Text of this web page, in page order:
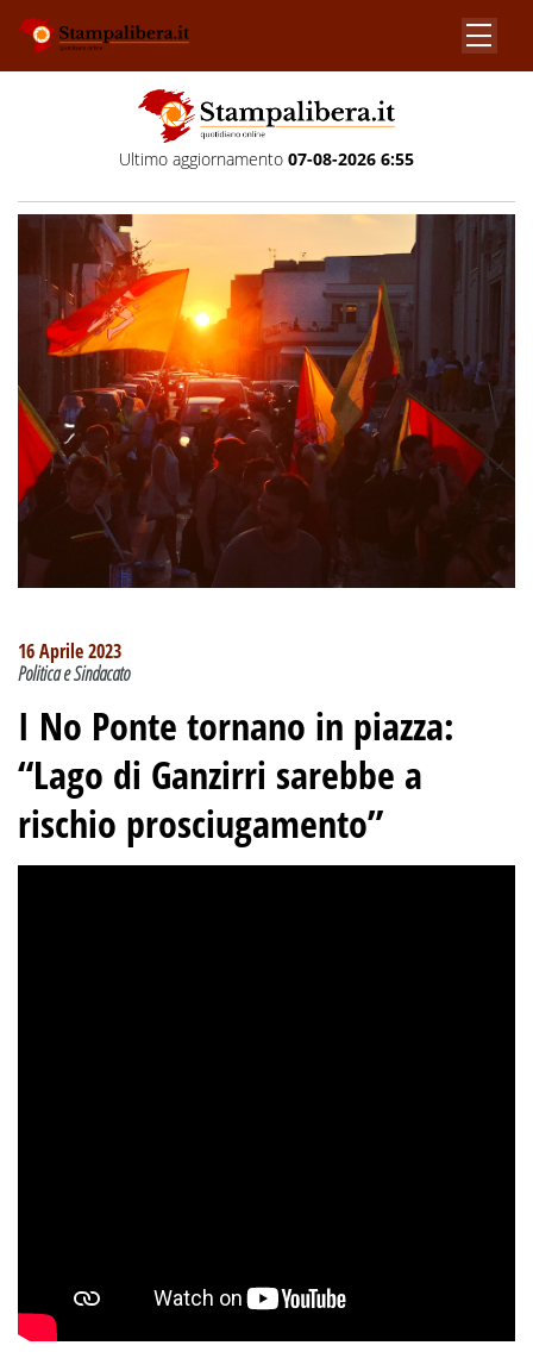
Ultimo aggiornamento 07-08-2026 6:55
16 Aprile 2023
Politica e Sindacato
I No Ponte tornano in piazza:
“Lago di Ganzirri sarebbe a
rischio prosciugamento”